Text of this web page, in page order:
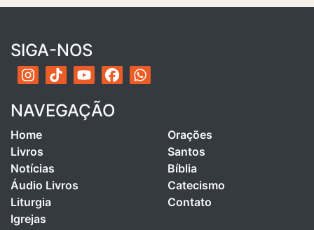
SIGA-NOS
NAVEGAÇÃO
Home
Livros
Notícias
Áudio Livros
Liturgia
Igrejas
Orações
Santos
Bíblia
Catecismo
Contato